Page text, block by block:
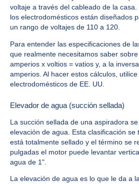
voltaje a través del cableado de la casa.
los electrodomésticos están diseñados
un rango de voltajes de 110 a 120.
Para entender las especificaciones de
que realmente necesitamos saber
amperios x voltios = vatios y, a la
amperios. Al hacer estos cálculos,
electrodomésticos de EE. UU.
Elevador de agua (succión sellada)
La succión sellada de una aspiradora
elevación de agua. Esta clasificación se
está totalmente sellado y el término se
pulgadas el motor puede levantar
agua de 1".
La elevación de agua es lo que le da a